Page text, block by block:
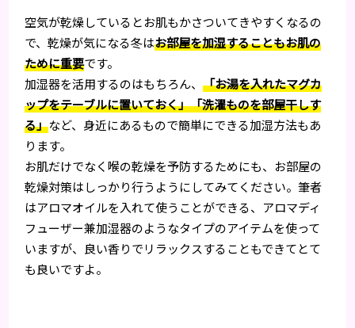
空気が乾燥しているとお肌もかさついてきやすくなるの
で、乾燥が気になる冬はお部屋を加湿することもお肌の
ために重要です。
加湿器を活用するのはもちろん、「お湯を入れたマグカ
ップをテーブルに置いておく」「洗濯ものを部屋干しす
る」など、身近にあるもので簡単にできる加湿方法もあ
ります。
お肌だけでなく喉の乾燥を予防するためにも、お部屋の
乾燥対策はしっかり行うようにしてみてください。筆者
はアロマオイルを入れて使うことができる、アロマディ
フューザー兼加湿器のようなタイプのアイテムを使って
いますが、良い香りでリラックスすることもできてとて
も良いですよ。